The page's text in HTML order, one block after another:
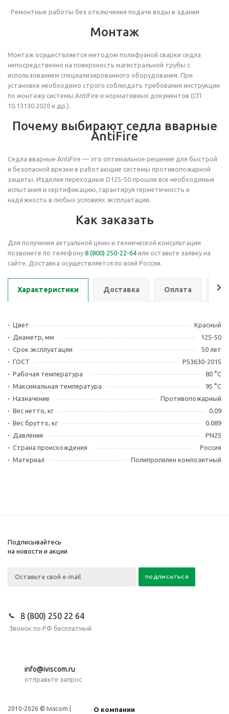
· Ремонтные работы без отключения подачи воды в здании
Монтаж
Монтаж осуществляется методом полифузной сварки седла
непосредственно на поверхность магистральной трубы с
использованием специализированного оборудования. При
установке необходимо строго соблюдать требования инструкции
по монтажу системы AntiFire и нормативных документов (СП
10.13130.2020 и др.).
Почему выбирают седла вварные
AntiFire
Седла вварные AntiFire — это оптимальное решение для быстрой
и безопасной врезки в работающие системы противопожарной
защиты. Изделия переходные D125-50 прошли все необходимые
испытания и сертификацию, гарантируя герметичность и
надёжность в любых условиях эксплуатации.
Как заказать
Для получения актуальной цены и технической консультации
позвоните по телефону 8 (800) 250-22-64 или оставьте заявку на
сайте. Доставка осуществляется по всей России.
Характеристики Доставка Оплата
Цвет
Красный
Диаметр, мм
125-50
Срок эксплуатации
50 лет
ГОСТ
Р53630-2015
Рабочая температура
80 °С
Максимальная температура
95 °С
Назначение
Противопожарный
Вес нетто, кг
0.09
Вес брутто, кг
0.089
Давление
PN25
Страна происхождения
Россия
Материал
Полипропилен композитный
Подписывайтесь
на новости и акции
8 (800) 250 22 64
Звонок по РФ бесплатный
info@iviscom.ru
отправьте запрос
2010-2026 © Iviscom | О компании